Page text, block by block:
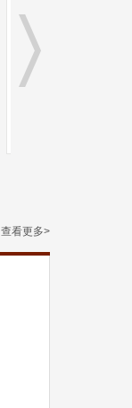
查看更多>